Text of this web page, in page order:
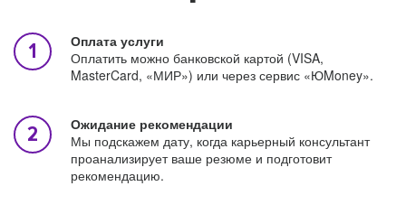
Оплата услуги
Оплатить можно банковской картой (VISA,
MasterCard, «МИР») или через сервис «ЮMoney».
Ожидание рекомендации
Мы подскажем дату, когда карьерный консультант
проанализирует ваше резюме и подготовит
рекомендацию.